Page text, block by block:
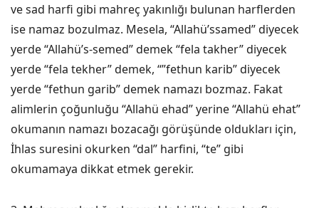
ve sad harfi gibi mahreç yakınlığı bulunan harflerden
ise namaz bozulmaz. Mesela, “Allahü’ssamed” diyecek
yerde “Allahü’s-semed” demek “fela takher” diyecek
yerde “fela tekher” demek, “”fethun karib” diyecek
yerde “fethun garib” demek namazı bozmaz. Fakat
alimlerin çoğunluğu “Allahü ehad” yerine “Allahü ehat”
okumanın namazı bozacağı görüşünde oldukları için,
İhlas suresini okurken “dal” harfini, “te” gibi
okumamaya dikkat etmek gerekir.